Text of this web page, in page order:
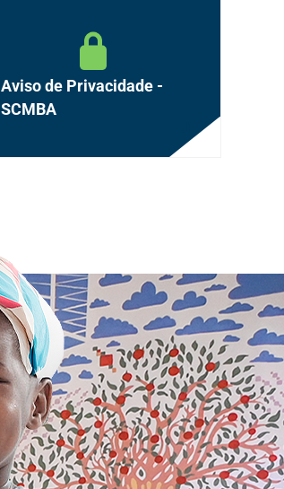
Aviso de Privacidade -
SCMBA